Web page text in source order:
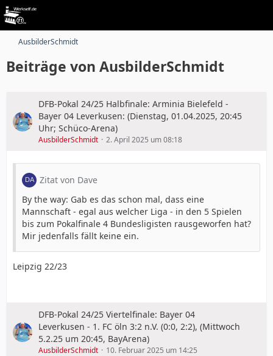
AusbilderSchmidt
Beiträge von AusbilderSchmidt
DFB-Pokal 24/25 Halbfinale: Arminia Bielefeld -
Bayer 04 Leverkusen: (Dienstag, 01.04.2025, 20:45
Uhr; Schüco-Arena)
AusbilderSchmidt 2. April 2025 um 08:18
Zitat von Dave
By the way: Gab es das schon mal, dass eine
Mannschaft - egal aus welcher Liga - in den 5 Spielen
bis zum Pokalfinale 4 Bundesligisten rausgeworfen hat?
Mir jedenfalls fällt keine ein.
Leipzig 22/23
DFB-Pokal 24/25 Viertelfinale: Bayer 04
Leverkusen - 1. FC öln 3:2 n.V. (0:0, 2:2), (Mittwoch
5.2.25 um 20:45, BayArena)
AusbilderSchmidt 10. Februar 2025 um 14:25